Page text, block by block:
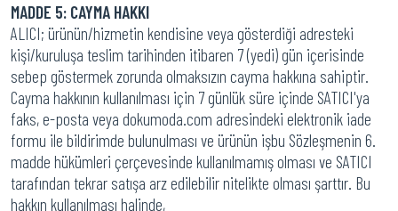
MADDE 5: CAYMA HAKKI
ALICI; ürünün/hizmetin kendisine veya gösterdiği adresteki
kişi/kuruluşa teslim tarihinden itibaren 7 (yedi) gün içerisinde
sebep göstermek zorunda olmaksızın cayma hakkına sahiptir.
Cayma hakkının kullanılması için 7 günlük süre içinde SATICI'ya
faks, e-posta veya dokumoda.com adresindeki elektronik iade
formu ile bildirimde bulunulması ve ürünün işbu Sözleşmenin 6.
madde hükümleri çerçevesinde kullanılmamış olması ve SATICI
tarafından tekrar satışa arz edilebilir nitelikte olması şarttır. Bu
hakkın kullanılması halinde,